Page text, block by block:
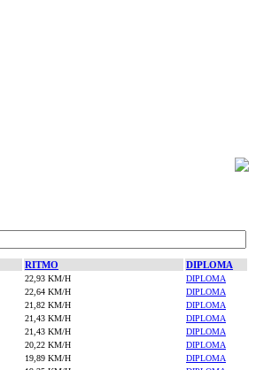
RITMO DIPLOMA
22,93 KM/H
DIPLOMA
22,64 KM/H
DIPLOMA
21,82 KM/H
DIPLOMA
21,43 KM/H
DIPLOMA
21,43 KM/H
DIPLOMA
20,22 KM/H
DIPLOMA
19,89 KM/H
DIPLOMA